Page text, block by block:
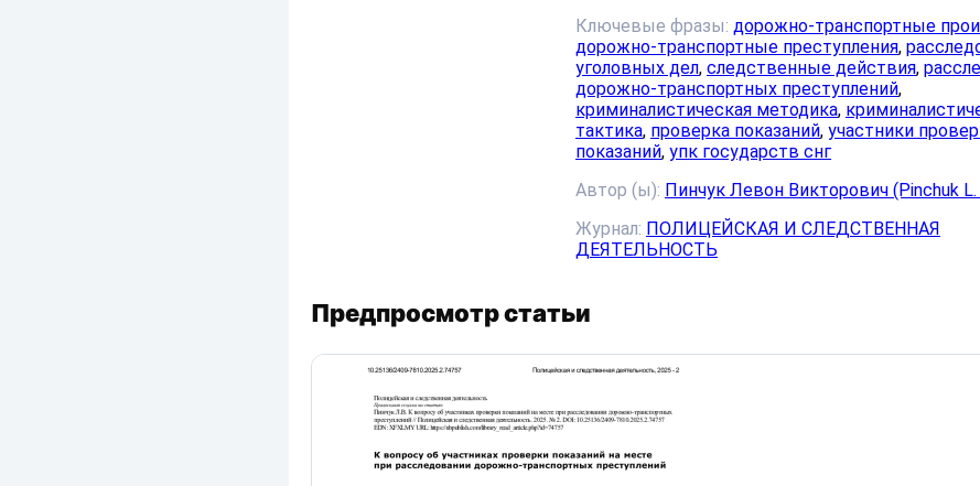
Ключевые фразы: дорожно-транспортные
дорожно-транспортные преступления,
уголовных дел, следственные действия,
дорожно-транспортных преступлений,
криминалистическая методика,
тактика, проверка показаний, участники
показаний, упк государств снг
Автор (ы): Пинчук Левон Викторович (Pinchuk L.
Журнал: ПОЛИЦЕЙСКАЯ И СЛЕДСТВЕННАЯ
ДЕЯТЕЛЬНОСТЬ
Предпросмотр статьи